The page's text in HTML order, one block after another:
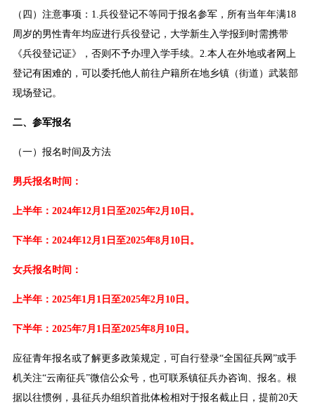
（四）注意事项：1.兵役登记不等同于报名参军，所有当年年满18
周岁的男性青年均应进行兵役登记，大学新生入学报到时需携带
《兵役登记证》，否则不予办理入学手续。2.本人在外地或者网上
登记有困难的，可以委托他人前往户籍所在地乡镇（街道）武装部
现场登记。
二、参军报名
（一）报名时间及方法
男兵报名时间：
上半年：2024年12月1日至2025年2月10日。
下半年：2024年12月1日至2025年8月10日。
女兵报名时间：
上半年：2025年1月1日至2025年2月10日。
下半年：2025年7月1日至2025年8月10日。
应征青年报名或了解更多政策规定，可自行登录“全国征兵网”或手
机关注“云南征兵”微信公众号，也可联系镇征兵办咨询、报名。根
据以往惯例，县征兵办组织首批体检相对于报名截止日，提前20天